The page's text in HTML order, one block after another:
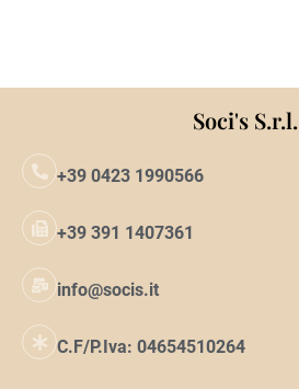
Soci's S.r.l.
+39 0423 1990566
+39 391 1407361
info@socis.it
C.F/P.Iva: 04654510264